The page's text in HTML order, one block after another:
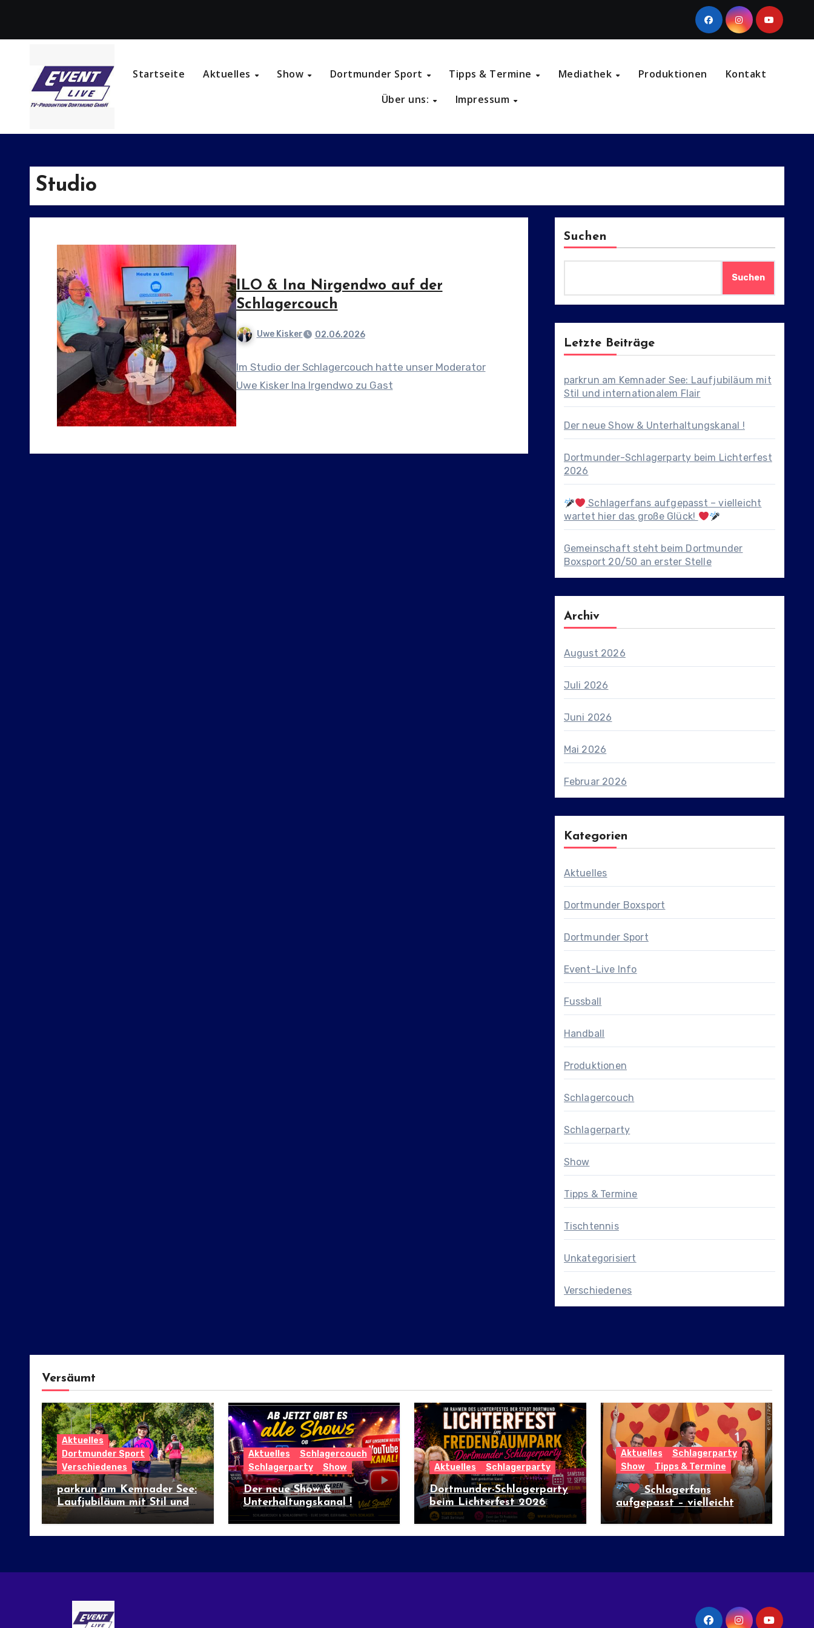
springen
Startseite Aktuelles Show Dortmunder Sport Tipps & Termine Mediathek Produktionen
Kontakt
Über uns:
Impressum
Studio
ILO & Ina Nirgendwo auf der
Schlagercouch
Uwe Kisker 02.06.2026
Im Studio der Schlagercouch hatte unser Moderator
Uwe Kisker Ina Irgendwo zu Gast
Suchen
Suchen
Letzte Beiträge
parkrun am Kemnader See: Laufjubiläum mit
Stil und internationalem Flair
Der neue Show & Unterhaltungskanal !
Dortmunder-Schlagerparty beim Lichterfest
2026
Schlagerfans aufgepasst – vielleicht
wartet hier das große Glück!
Gemeinschaft steht beim Dortmunder
Boxsport 20/50 an erster Stelle
Archiv
August 2026
Juli 2026
Juni 2026
Mai 2026
Februar 2026
Kategorien
Aktuelles
Dortmunder Boxsport
Dortmunder Sport
Event-Live Info
Fussball
Handball
Produktionen
Schlagercouch
Schlagerparty
Show
Tipps & Termine
Tischtennis
Unkategorisiert
Verschiedenes
Versäumt
Aktuelles
Dortmunder Sport
Verschiedenes
parkrun am Kemnader See:
Laufjubiläum mit Stil und
internationalem Flair
Aktuelles
Schlagercouch
Schlagerparty
Show
Der neue Show &
Unterhaltungskanal !
Aktuelles Schlagerparty
Dortmunder-Schlagerparty
beim Lichterfest 2026
Aktuelles
Schlagerparty
Show
Tipps & Termine
Schlagerfans
aufgepasst – vielleicht
wartet hier das große